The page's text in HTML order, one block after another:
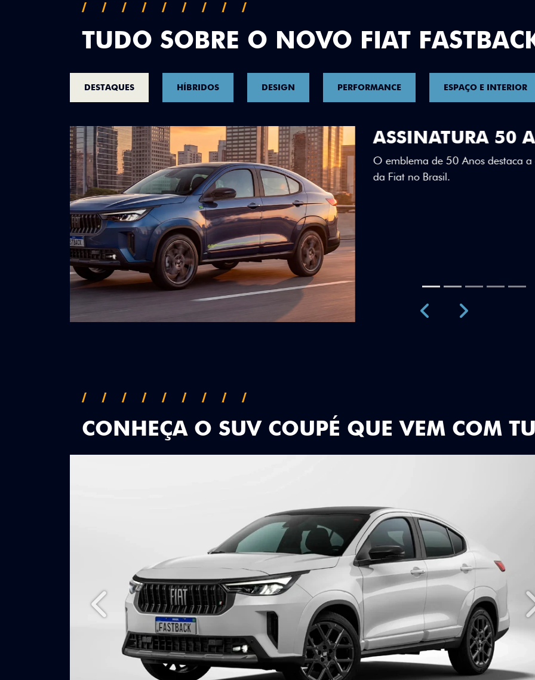
TUDO SOBRE O NOVO FIAT
DESTAQUES HÍBRIDOS DESIGN PERFORMANCE ESPAÇO E INTERIOR
DESIGN QUE
Teto bicolor, adesivos
uma identidade visual
PreviousNext
CONHEÇA O SUV COUPÉ QUE VEM COM
Anterior